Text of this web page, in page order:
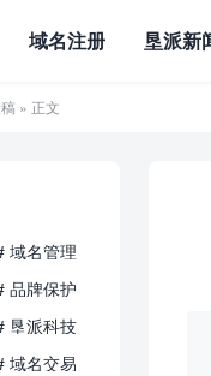
域名注册 垦派新
» 正文
域名管理
品牌保护
垦派科技
域名交易